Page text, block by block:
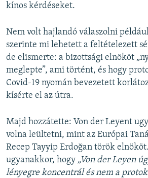
kínos kérdéseket.
Nem volt hajlandó válaszolni
szerinte mi lehetett a feltételezett
de elismerte: a bizottsági elnököt
meglepte”, ami történt, és hogy
Covid-19 nyomán bevezetett
kísérte el az útra.
Majd hozzátette: Von der Leyent
volna leültetni, mint az Európai
Recep Tayyip Erdoğan török
ugyanakkor, hogy „Von der Leyen
lényegre koncentrál és nem a